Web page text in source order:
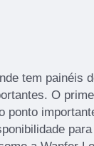
tem painéis
O
ponto